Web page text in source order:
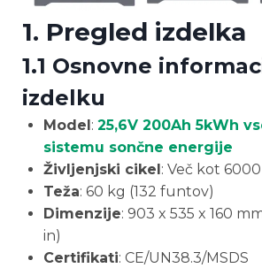
1. Pregled izdelka
1.1 Osnovne
izdelku
Model : 25,6V 200Ah 5kWh
sistemu sončne energije
Življenjski cikel : Več kot
Teža: 60 kg (132 funtov)
Dimenzije: 903 x 535 x 160
in)
Certifikati: CE/UN38.3/MSDS